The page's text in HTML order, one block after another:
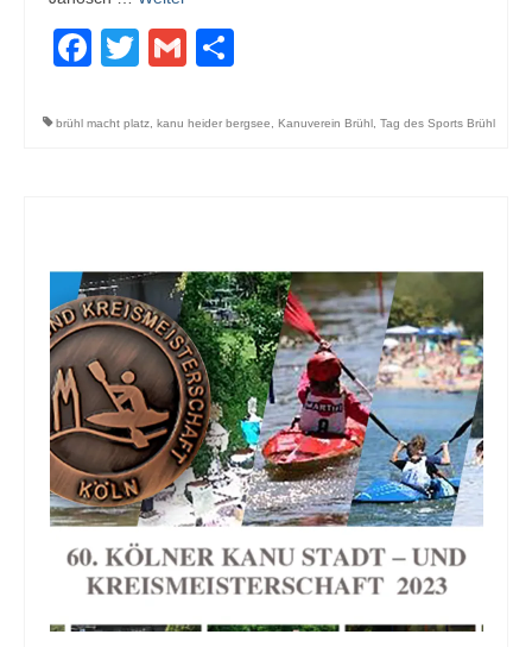
Facebook
TwitterGmail
brühl macht platz, kanu heider bergsee, Kanuverein Brühl , Tag des Sports Brühl